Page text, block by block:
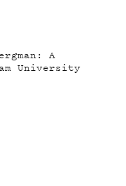
A
University